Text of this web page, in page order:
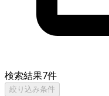
検索結果7件
絞り込み条件